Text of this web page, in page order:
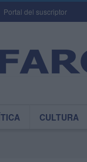
Portal del suscriptor
CULTURA